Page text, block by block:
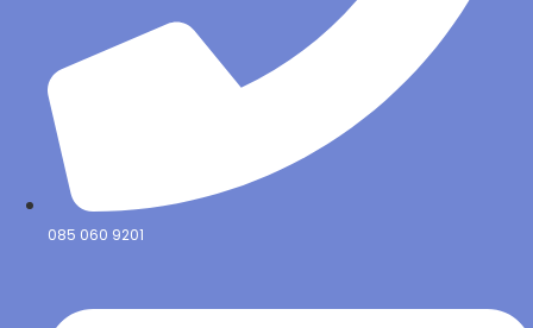
085 060 9201